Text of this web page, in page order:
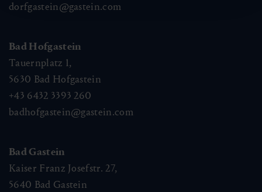
dorfgastein@gastein.com
Bad Hofgastein
Tauernplatz 1,
5630 Bad Hofgastein
+43 6432 3393 260
badhofgastein@gastein.com
Bad Gastein
Kaiser Franz Josefstr. 27,
5640 Bad Gastein